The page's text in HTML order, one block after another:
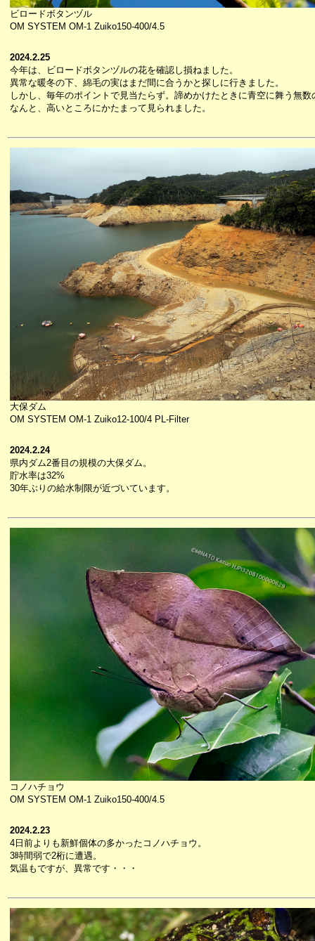
ビロードボタンヅル
OM SYSTEM OM-1 Zuiko150-400/4.5
2024.2.25
今年は、ビロードボタンヅルの花を確認し損ねました。
異常な暖冬の下、綿毛の実はまだ間に合うかと探しに行きました。
しかし、毎年のポイントで見当たらず。諦めかけたときに青空に舞う無
なんと、高いところにかたまって見られました。
大保ダム
OM SYSTEM OM-1 Zuiko12-100/4 PL-Filter
2024.2.24
県内ダム2番目の規模の大保ダム。
貯水率は32%
30年ぶりの給水制限が近づいています。
コノハチョウ
OM SYSTEM OM-1 Zuiko150-400/4.5
2024.2.23
4日前よりも新鮮個体の多かったコノハチョウ。
3時間弱で2桁に遭遇。
気温もですが、異常です・・・